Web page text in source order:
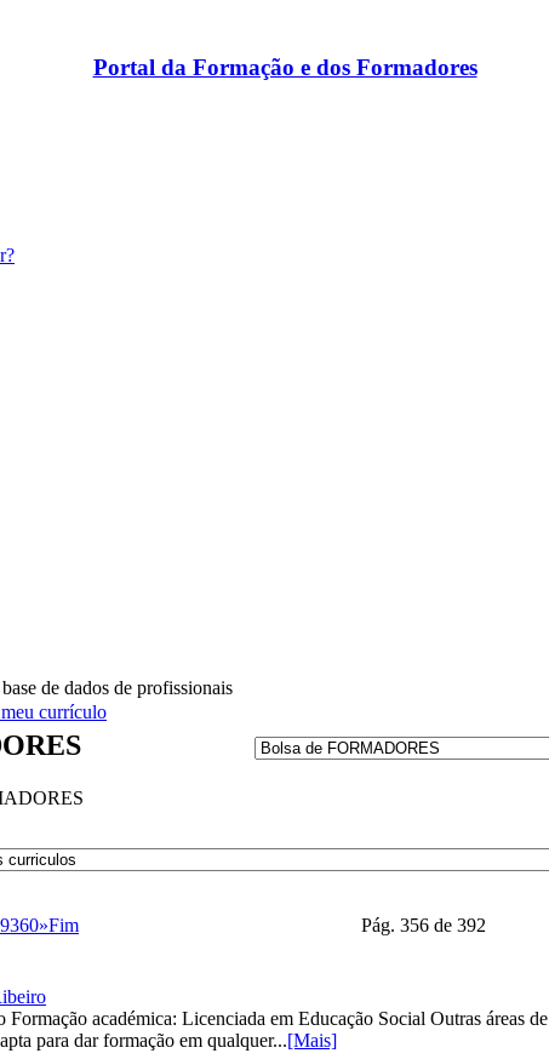
Portal da Formação e dos Formadores
de dados de profissionais
currículo
360»Fim Pág. 356 de 392
Formação académica: Licenciada em Educação Social Outras áreas de
para dar formação em qualquer...[Mais]